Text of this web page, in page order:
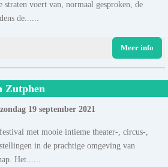
voert van, normaal gesproken, de
de......
Meer info
Zutphen
19 september 2021
met mooie intieme theater-, circus-,
in de prachtige omgeving van
Het......